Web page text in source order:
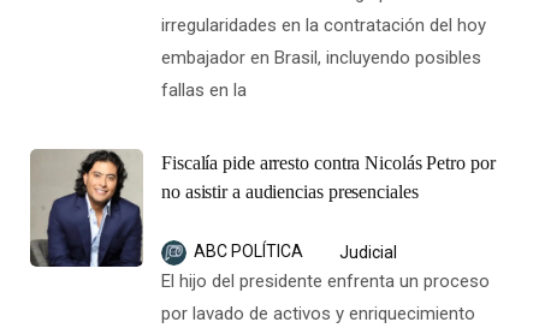
irregularidades en la contratación del hoy
embajador en Brasil, incluyendo posibles
fallas en la
Fiscalía pide arresto contra Nicolás Petro por
no asistir a audiencias presenciales
ABC POLÍTICA Judicial
El hijo del presidente enfrenta un proceso
por lavado de activos y enriquecimiento